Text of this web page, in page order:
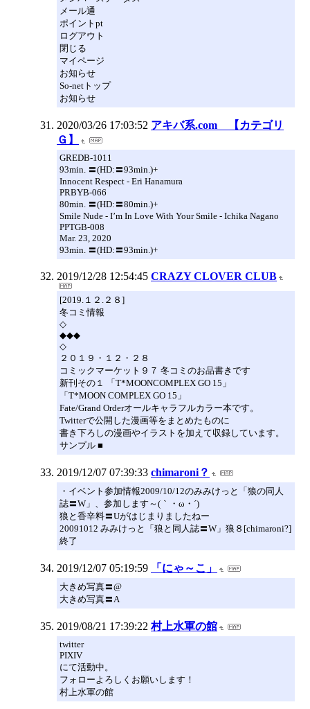
メール通
ポイントpt
ログアウト
閉じる
マイページ
お知らせ
So-netトップ
お知らせ
2020/03/26 17:03:52 アキバ系.com 【カテゴリ
Ｇ】
GREDB-1011
93min. 〓(HD:〓93min.)+
Innocent Respect - Eri Hanamura
PRBYB-066
80min. 〓(HD:〓80min.)+
Smile Nude - I’m In Love With Your Smile - Ichika Nagano
PPTGB-008
Mar. 23, 2020
93min. 〓(HD:〓93min.)+
2019/12/28 12:54:45 CRAZY CLOVER CLUB
[2019.１２.２８]
冬コミ情報
◇
◆◆◆
◇
２０１９・１２・２８
コミックマーケット９７ 冬コミのお品書きです
新刊その１ 「T*MOONCOMPLEX GO 15」
「T*MOON COMPLEX GO 15」
Fate/Grand Orderオールキャラフルカラー本です。
Twitterで公開した漫画等をまとめたものに
書き下ろしの漫画やイラストを加えて収録しています。
サンプル ■
2019/12/07 07:39:33 chimaroni？
・イベント参加情報2009/10/12のみみけっと「狼の同人
誌〓W」、参加します～(｀・ω・´)
狼と香辛料〓Uがはじまりましたねー
20091012 みみけっと「狼と同人誌〓W」狼８[chimaroni?]
終了
2019/12/07 05:19:59 「にゃ～こ」
大きめ写真〓@
大きめ写真〓A
2019/08/21 17:39:22 村上水軍の館
twitter
PIXIV
にて活動中。
フォローよろしくお願いします！
村上水軍の館